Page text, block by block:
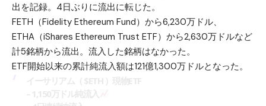
出を記録。4日ぶりに流出に転じた。
FETH（Fidelity Ethereum Fund）から6,230万ドル、
ETHA（iShares Ethereum Trust ETF）から2,630万ドルなど
計5銘柄から流出。流入した銘柄はなかった。
ETF開始以来の累計純流入額は121億1,300万ドルとなった。